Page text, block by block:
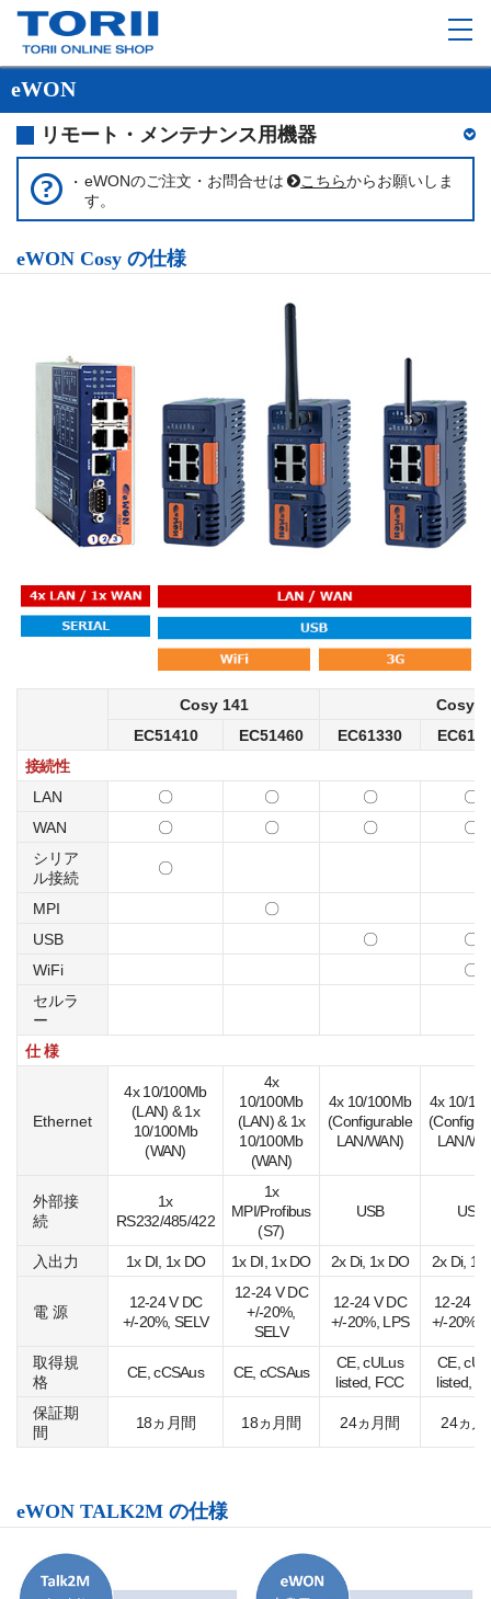
eWON
リモート・メンテナンス用機器
eWONのご注文・お問合せは こちらからお願いしま
す。
eWON Cosy の仕様
Cosy 141
Cosy
EC51410
EC51460 EC61330
接続性
LAN
〇 〇 〇
〇
WAN
〇 〇 〇
〇
シリア
ル接続
〇
MPI
〇
USB
〇
〇
WiFi
〇
セルラ
ー
仕 様
Ethernet
4x 10/100Mb
(LAN) & 1x
10/100Mb
(WAN)
4x
10/100Mb
(LAN) & 1x
10/100Mb
(WAN)
4x 10/100Mb
(Configurable
LAN/WAN)
4x 10/
LAN/
外部接
続
1x
RS232/485/422
1x
MPI/Profibus
(S7)
USB USB
入出力 1x DI, 1x DO 1x DI, 1x DO 2x Di, 1x DO 2x Di, 1x
電 源
12-24 V DC
+/-20%, SELV
12-24 V DC
+/-20%,
SELV
12-24 V DC
+/-20%, LPS
12-24 V
+/-20%,
取得規
格
CE, cCSAus CE, cCSAus
CE, cULus
listed, FCC
CE,
listed,
保証期
間
18ヵ月間 18ヵ月間 24ヵ月間 24ヵ月
eWON TALK2M の仕様